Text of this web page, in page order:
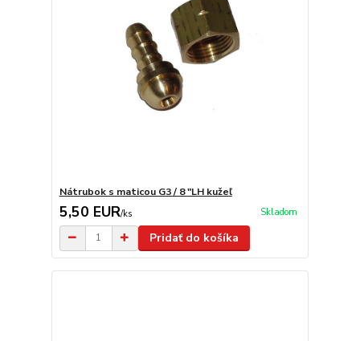
Nátrubok s maticou G3 / 8 "LH kužeľ
5,50 EUR/ks Skladom
Pridať do košíka